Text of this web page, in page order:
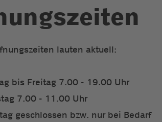
lauten aktuell:
bis Freitag 7.00 - 19.00 Uhr
7.00 - 11.00 Uhr
geschlossen bzw. nur bei Bedarf